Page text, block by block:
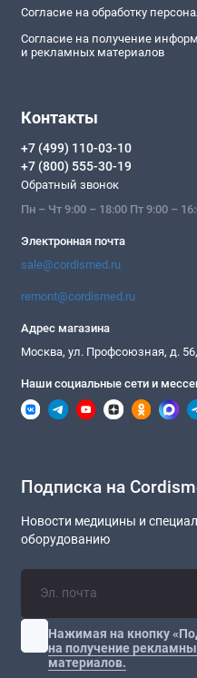
Согласие на обработку
Согласие на получение
и рекламных материалов
Контакты
+7 (499) 110-03-10
+7 (800) 555-30-19
Обратный звонок
Пн – Чт 9:00 – 18:00 Пт 9:00 –
Электронная почта
sale@cordismed.ru
remont@cordismed.ru
Адрес магазина
Москва, ул. Профсоюзная, д.
Наши социальные сети и
Подписка на
Новости медицины и
оборудованию
Нажимая на кнопку
на получение
материалов.